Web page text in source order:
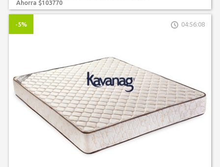
Ahorra $103770
-5% 04:56:08